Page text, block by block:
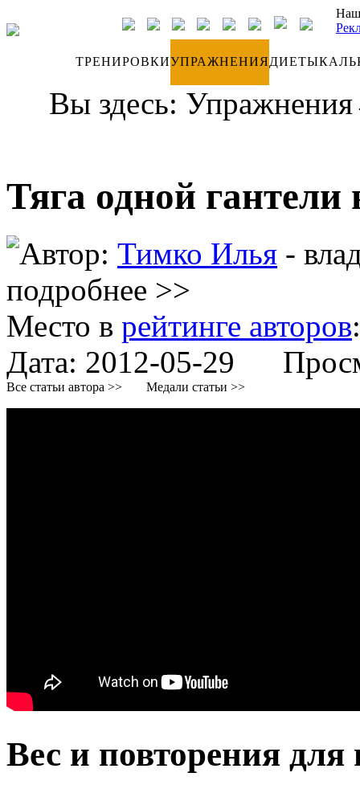
ТРЕНИРОВКИУПРАЖНЕНИЯДИЕТЫ
Вы здесь: Упражнения
Тяга одной гантели
Автор: Тимко Илья -
подробнее >>
Место в рейтинге авторов
Дата: 2012-05-29
Все статьи автора >> Медали статьи >>
Вес и повторения для